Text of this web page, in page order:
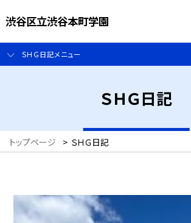
渋谷区立渋谷本町学園
ＳＨＧ日記メニュー
ＳＨＧ日記
トップページ > ＳＨＧ日記